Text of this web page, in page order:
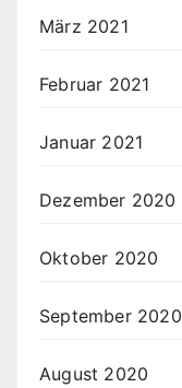
März 2021
Februar 2021
Januar 2021
Dezember 2020
Oktober 2020
September 2020
August 2020